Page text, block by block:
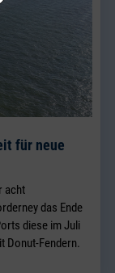
für neue
acht
das Ende
diese im Juli
Donut-Fendern.